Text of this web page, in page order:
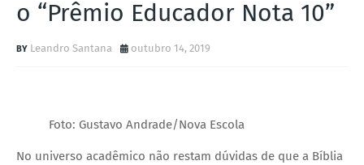
o “Prêmio Educador Nota 10”
Leandro Santana outubro 14, 2019
Foto: Gustavo Andrade/Nova Escola
No universo acadêmico não restam dúvidas de que a Bíblia